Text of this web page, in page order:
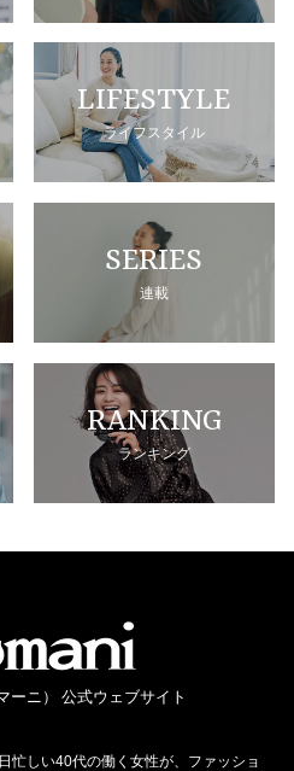
LIFESTYLE
ライフスタイル
SERIES
連載
RANKING
ランキング
ーニ） 公式ウェブサイト
忙しい40代の働く女性が、ファッショ